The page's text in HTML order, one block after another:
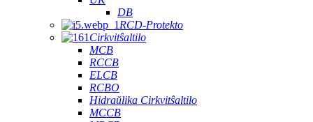
DB
RCD-Protekto
Cirkvitŝaltilo
MCB
RCCB
ELCB
RCBO
Hidraŭlika Cirkvitŝaltilo
MCCB